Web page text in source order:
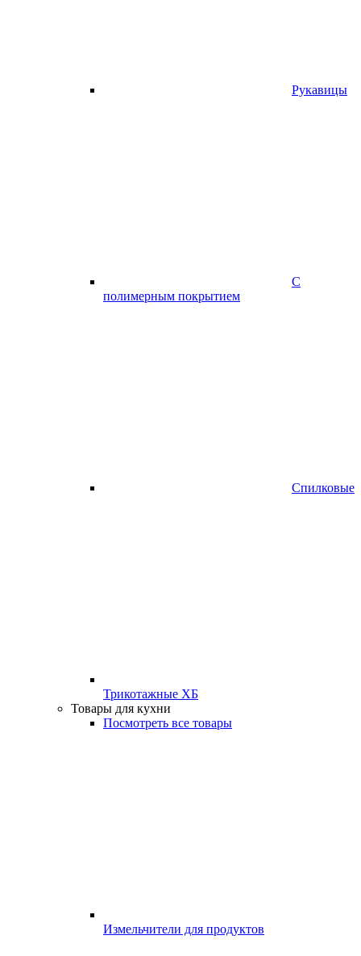
Рукавицы
С
полимерным покрытием
Спилковые
Трикотажные ХБ
Товары для кухни
Посмотреть все товары
Измельчители для продуктов